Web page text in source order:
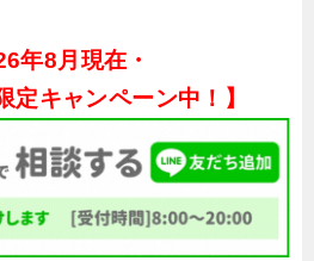
年8月現在・
定キャンペーン中！】